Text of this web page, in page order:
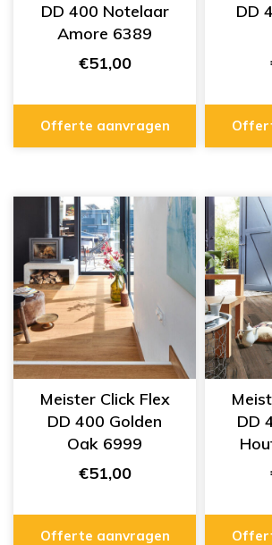
DD 400 Notelaar
Amore 6389
€51,00
Offerte aanvragen
DD
Meister Click Flex
DD 400 Golden
Oak 6999
€51,00
Offerte aanvragen
DD